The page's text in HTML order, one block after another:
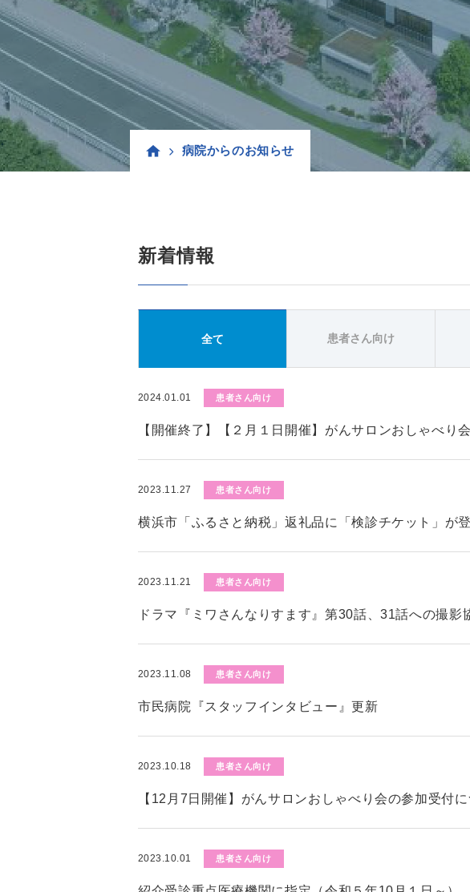
病院からのお知らせ
新着情報
全て 患者さん向け
2024.01.01 患者さん向け
【開催終了】【２月１日開催】がんサロンおしゃべり
2023.11.27 患者さん向け
横浜市「ふるさと納税」返礼品に「検診チケット」が登
2023.11.21 患者さん向け
ドラマ『ミワさんなりすます』第30話、31話への撮影
2023.11.08 患者さん向け
市民病院『スタッフインタビュー』更新
2023.10.18 患者さん向け
【12月7日開催】がんサロンおしゃべり会の参加受付に
2023.10.01 患者さん向け